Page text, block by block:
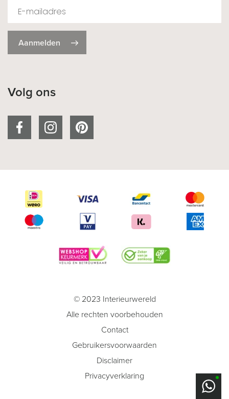
Aanmelden
Volg ons
© 2023 Interieurwereld
Alle rechten voorbehouden
Contact
Gebruikersvoorwaarden
Disclaimer
Privacyverklaring